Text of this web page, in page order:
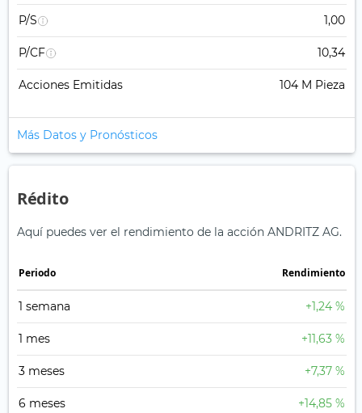
P/S 1,00
P/CF 10,34
Acciones Emitidas 104 M Pieza
Más Datos y Pronósticos
Rédito
Aquí puedes ver el rendimiento de la acción ANDRITZ AG.
Periodo Rendimiento
1 semana +1,24 %
1 mes +11,63 %
3 meses +7,37 %
6 meses +14,85 %